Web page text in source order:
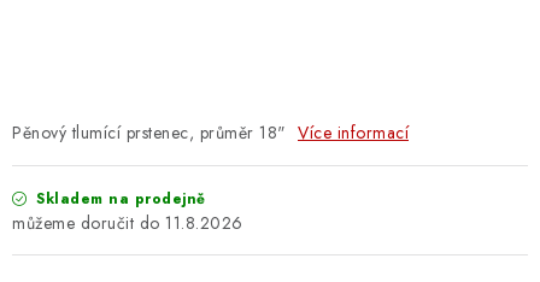
KONTAKTY
O E-SHOPU
OBCHODNÍ PODMÍNKY
Pěnový tlumící prstenec, průměr 18" Více informací
Skladem na prodejně
11.8.2026